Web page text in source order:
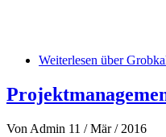
Weiterlesen über
Von Admin 11 / Mär / 2016